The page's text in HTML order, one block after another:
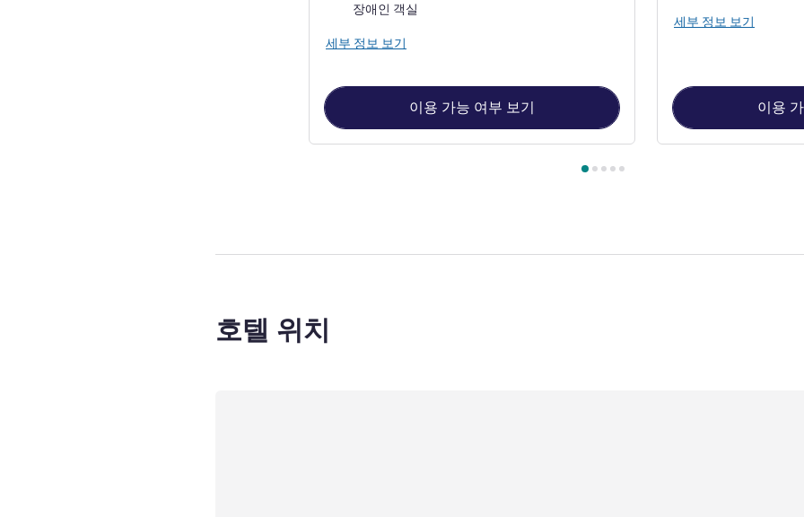
장애인 객실
세부 정보 보기
이용 가능 여부 보기
세부 정보 보기
이용
호텔 위치